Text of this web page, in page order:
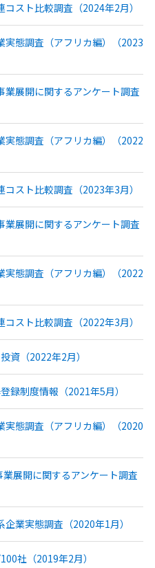
スト比較調査（2024年2月）
実態調査（アフリカ編）（2023
業展開に関するアンケート調査
実態調査（アフリカ編）（2022
スト比較調査（2023年3月）
業展開に関するアンケート調査
実態調査（アフリカ編）（2022
スト比較調査（2022年3月）
資（2022年2月）
録制度情報（2021年5月）
実態調査（アフリカ編）（2020
展開に関するアンケート調査
業実態調査（2020年1月）
社（2019年2月）